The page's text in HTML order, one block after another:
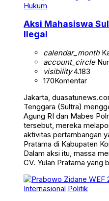
Hukum
Aksi Mahasiswa
Ilegal
calendar_month
account_circle
visibility4.183
170Komentar
Jakarta,
Tenggara (Sultra)
Agung RI dan Mabes
tersebut, mereka
aktivitas pertambangan
Pratama di Kabupaten
Dalam aksi itu, massa
CV. Yulan Pratama yang
Internasional Politik